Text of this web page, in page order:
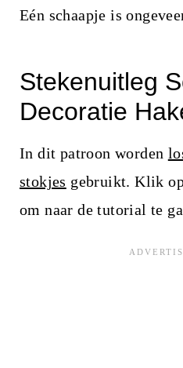
Eén schaapje is
Stekenuitleg
Decoratie
In dit patroon worden
stokjes gebruikt. Klik
om naar de tutorial te